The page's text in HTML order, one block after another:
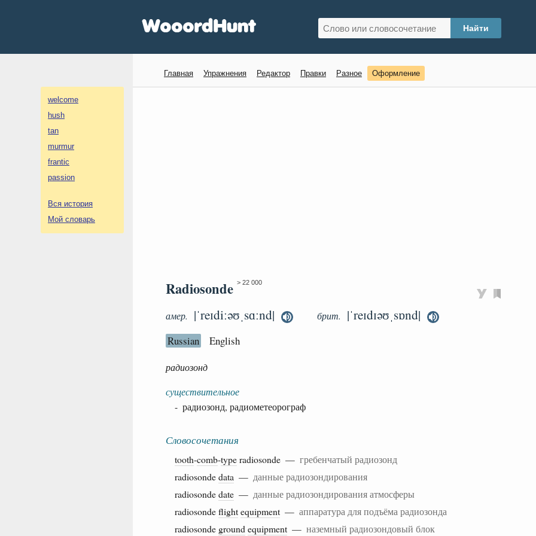
welcome
hush
tan
murmur
frantic
passion
Вся история
Мой словарь
Главная Упражнения Редактор Правки Разное Оформление
Radiosonde > 22 000
амер. |ˈreɪdiːəʊˌsɑːnd| брит. |ˈreɪdɪəʊˌsɒnd|
Russian English
радиозонд
существительное
- радиозонд, радиометеорограф
Словосочетания
tooth-comb-typeradiosonde — гребенчатый радиозонд
radiosondedata — данные радиозондирования
radiosondedate — данные радиозондирования атмосферы
radiosondeflightequipment — аппаратура для подъёма радиозонда
radiosonde ground equipment — наземный радиозондовый блок